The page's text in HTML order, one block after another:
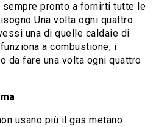
pronto a fornirti tutte le
Una volta ogni quattro
una di quelle caldaie di
a combustione, i
da fare una volta ogni quattro
usano più il gas metano